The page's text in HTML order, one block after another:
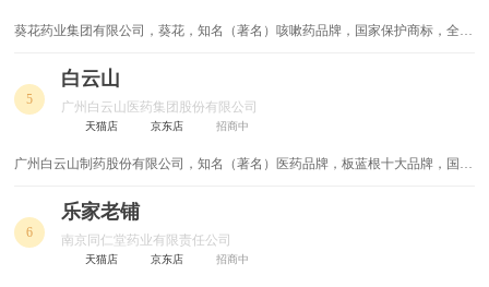
葵花药业集团有限公司，葵花，知名（著名）咳嗽药品牌，国家保护商标，全国
造、营销、药材种植、药品包装材料、米业、房地产等多元化、集约型企业集
团。
5
白云山
广州白云山医药集团股份有限公司
天猫店 京东店 招商中
广州白云山制药股份有限公司，知名（著名）医药品牌，板蓝根十大品牌，国家
品制剂品牌的公司之一，品牌的知名度和美誉度具有强大的影响力。
6
乐家老铺
南京同仁堂药业有限责任公司
天猫店 京东店 招商中